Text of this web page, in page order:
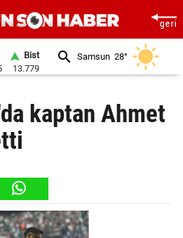
Bist
13.779
Samsun 28°
kaptan Ahmet